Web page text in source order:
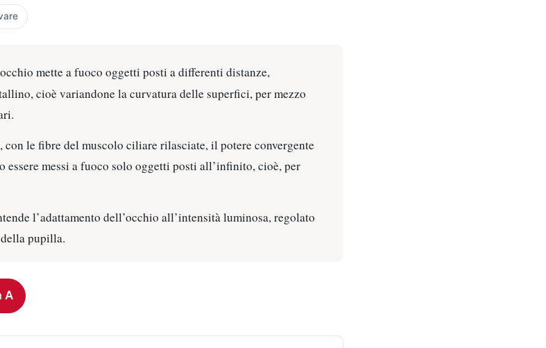
mette a fuoco oggetti posti a differenti distanze,
cioè variandone la curvatura delle superfici, per mezzo
le fibre del muscolo ciliare rilasciate, il potere convergente
essere messi a fuoco solo oggetti posti all’infinito, cioè, per
l’adattamento dell’occhio all’intensità luminosa, regolato
pupilla.
A